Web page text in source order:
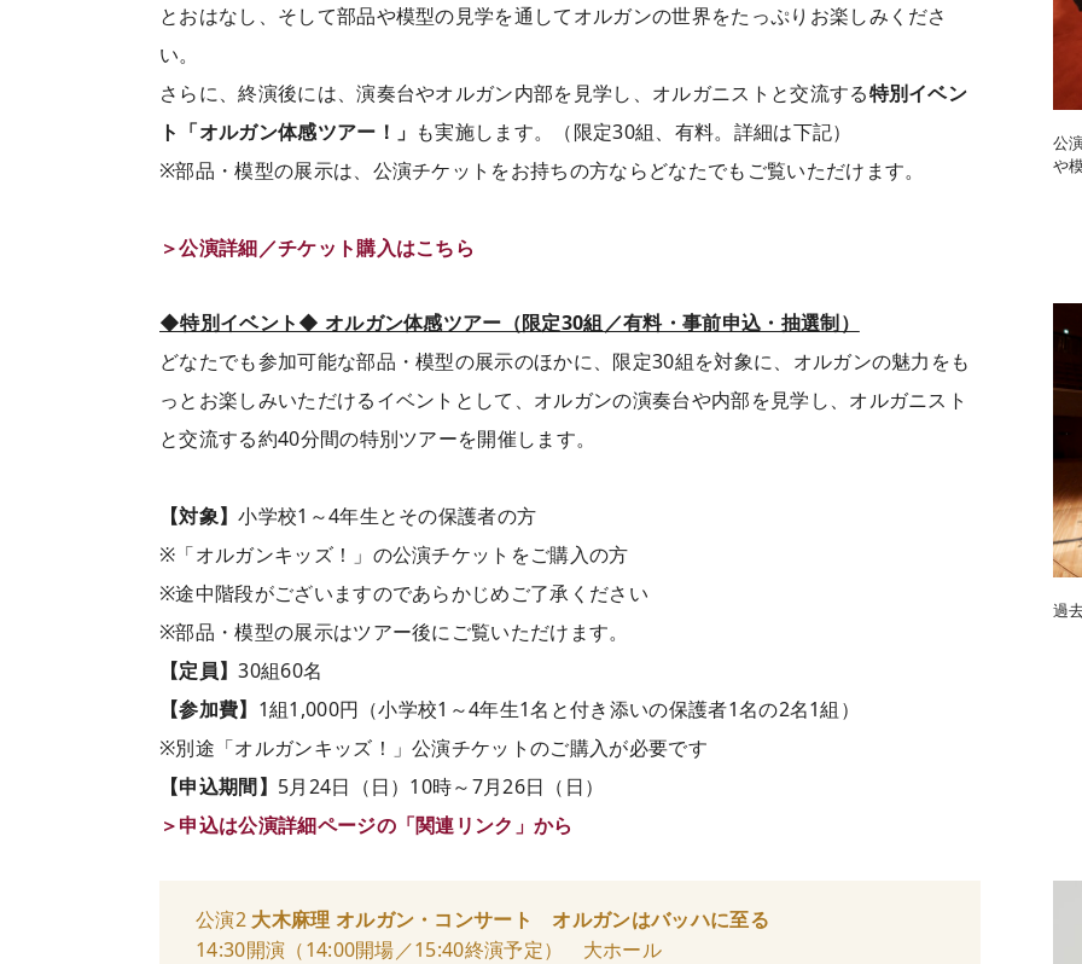
とおはなし、そして部品や模型の見学を通してオルガンの世界をたっぷりお楽しみくださ
い。
さらに、終演後には、演奏台やオルガン内部を見学し、オルガニストと交流する特別イベン
ト「オルガン体感ツアー！」 も実施します。（限定30組、有料。詳細は下記）
※部品・模型の展示は、公演チケットをお持ちの方ならどなたでもご覧いただけます。
＞公演詳細／チケット購入はこちら
公
や
◆特別イベント◆ オルガン体感ツアー（限定30組／有料・事前申込・抽選制）
どなたでも参加可能な部品・模型の展示のほかに、限定30組を対象に、オルガンの魅力をも
っとお楽しみいただけるイベントとして、オルガンの演奏台や内部を見学し、オルガニスト
と交流する約40分間の特別ツアーを開催します。
【対象】小学校1～4年生とその保護者の方
※「オルガンキッズ！」の公演チケットをご購入の方
※途中階段がございますのであらかじめご了承ください
※部品・模型の展示はツアー後にご覧いただけます。
【定員】30組60名
【参加費】 1組1,000円（小学校1～4年生1名と付き添いの保護者1名の2名1組）
※別途「オルガンキッズ！」公演チケットのご購入が必要です
【申込期間】 5月24日（日）10時～7月26日（日）
＞申込は公演詳細ページの「関連リンク」から
過
公演2 大木麻理 オルガン・コンサート オルガンはバッハに至る
14:30開演（14:00開場／15:40終演予定） 大ホール